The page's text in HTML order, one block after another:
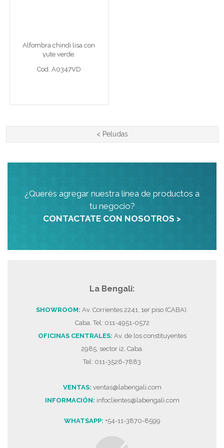
Cod. A0347VD
Alfombra chindi lisa con
yute verde.
Cod. A0347VD
< Peludas
¿Querés agregar nuestra línea de productos a
tu negocio?
CONTACTATE CON NOSOTROS >
La Bengali:
SHOWROOM: Av. Corrientes 2241, 1er piso (CABA).
Caba. Tel: 011-4951-0572
OFICINAS CENTRALES: Av. de los constituyentes
2985, sector i2, Caba.
Tel: 011-3526-7883
VENTAS: ventas@labengali.com
INFORMACIÓN: infoclientes@labengali.com
WHATSAPP: +54-11-3870-8599